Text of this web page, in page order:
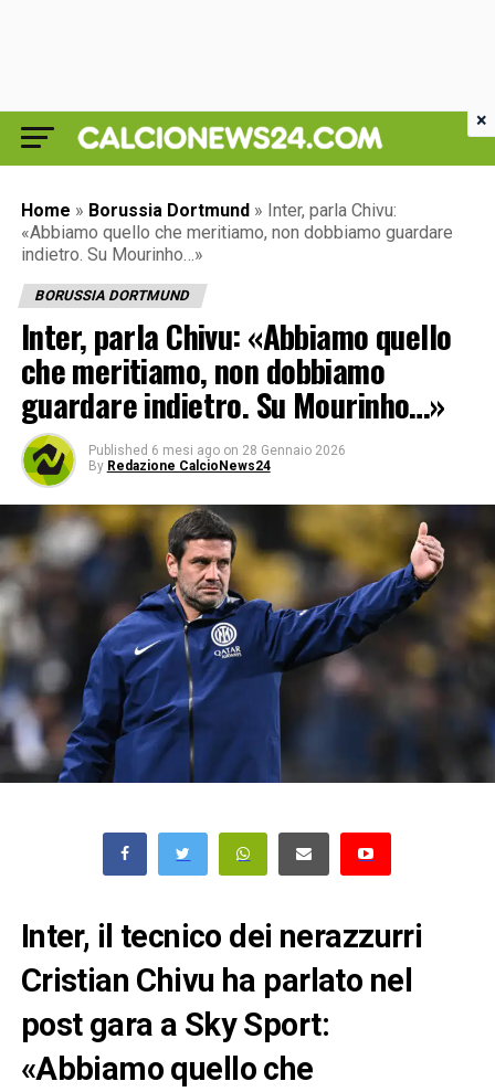
Home » Borussia Dortmund » Inter, parla Chivu:
«Abbiamo quello che meritiamo, non dobbiamo guardare
indietro. Su Mourinho…»
BORUSSIA DORTMUND
Inter, parla Chivu: «Abbiamo quello
che meritiamo, non dobbiamo
guardare indietro. Su Mourinho…»
Published 6 mesi ago on 28 Gennaio 2026
By Redazione CalcioNews24
Inter, il tecnico dei nerazzurri
Cristian Chivu ha parlato nel
post gara a Sky Sport:
«Abbiamo quello che
×